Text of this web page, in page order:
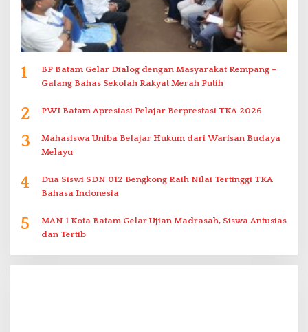
1
BP Batam Gelar Dialog dengan Masyarakat Rempang –
Galang Bahas Sekolah Rakyat Merah Putih
2 PWI Batam Apresiasi Pelajar Berprestasi TKA 2026
3
Mahasiswa Uniba Belajar Hukum dari Warisan Budaya
Melayu
4
Dua Siswi SDN 012 Bengkong Raih Nilai Tertinggi TKA
Bahasa Indonesia
5
MAN 1 Kota Batam Gelar Ujian Madrasah, Siswa Antusias
dan Tertib